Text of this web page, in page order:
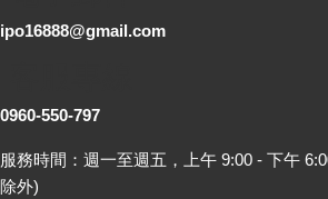
ipo16888@gmail.com
0960-550-797
服務時間：週一至週五，上午 9:00 - 下午
除外)